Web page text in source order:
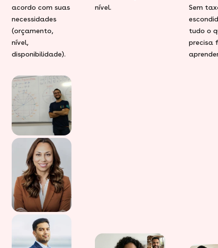
acordo com suas
necessidades
(orçamento,
nível,
disponibilidade).
nível.
Sem
tudo o
precisa